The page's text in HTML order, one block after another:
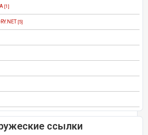
[1]
[5]
ссылки